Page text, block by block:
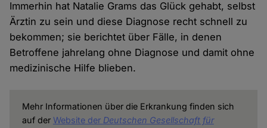
Immerhin hat Natalie Grams das Glück gehabt, selbst
Ärztin zu sein und diese Diagnose recht schnell zu
bekommen; sie berichtet über Fälle, in denen
Betroffene jahrelang ohne Diagnose und damit ohne
medizinische Hilfe blieben.
Mehr Informationen über die Erkrankung finden sich
auf der Website der Deutschen Gesellschaft für